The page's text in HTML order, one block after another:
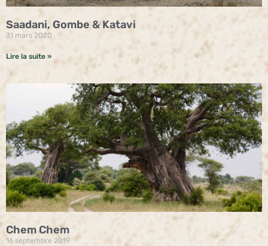
Saadani, Gombe & Katavi
31 mars 2020
Lire la suite »
Chem Chem
16 septembre 2019